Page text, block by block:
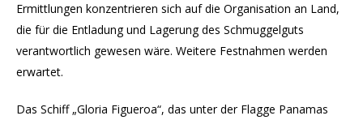
Ermittlungen konzentrieren sich auf die Organisation an Land,
die für die Entladung und Lagerung des Schmuggelguts
verantwortlich gewesen wäre. Weitere Festnahmen werden
erwartet.
Das Schiff „Gloria Figueroa“, das unter der Flagge Panamas